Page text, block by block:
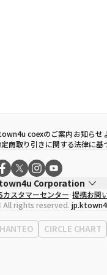
coexのご案内お知らせ
商取り引きに関する法律に基
Corporation
取締役
ソン・ヒョミン
業者登録番号120-87-71116
0120-23-7523
務所住所
ソウル特別市江南
カスタマーセンター 提携お問
rights reserved.
HANTEO CIRCLE CHART